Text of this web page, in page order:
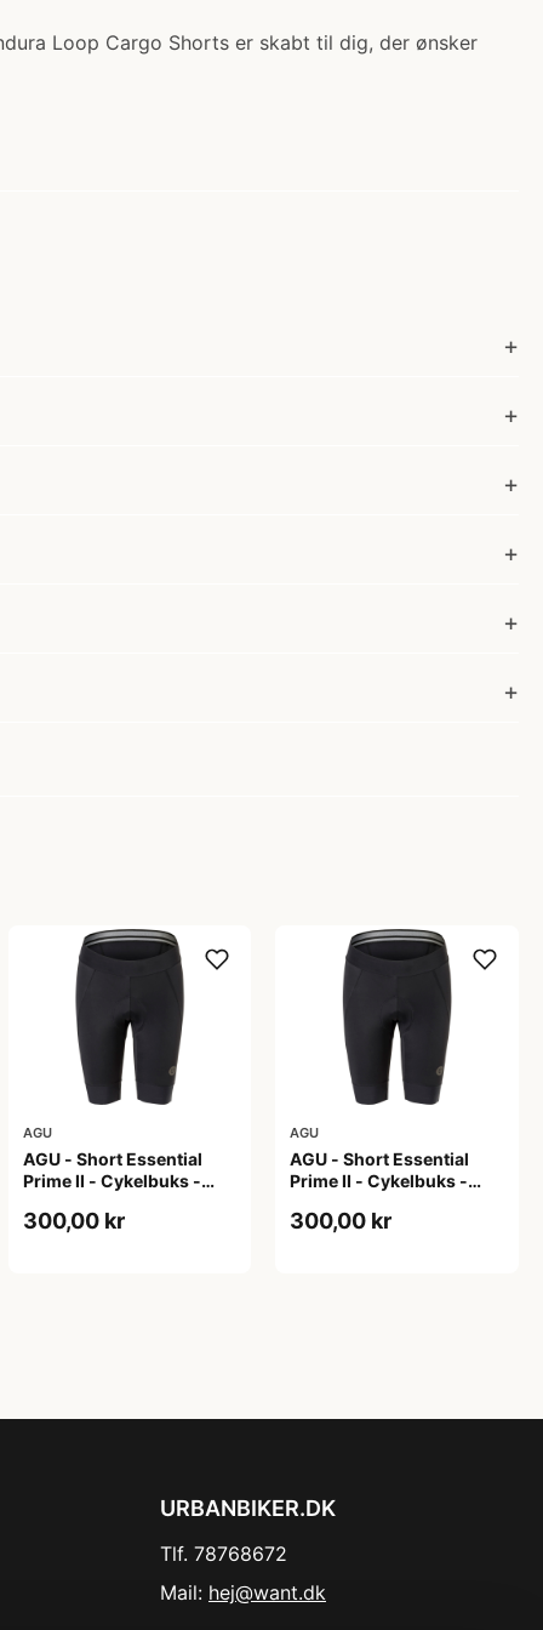
Loop Cargo Shorts er skabt til dig, der ønsker
AGU
AGU - Short Essential
Prime II - Cykelbuks -
300,00 kr
AGU
AGU - Short Essential
Prime II - Cykelbuks -
300,00 kr
URBANBIKER.DK
Tlf. 78768672
Mail: hej@want.dk